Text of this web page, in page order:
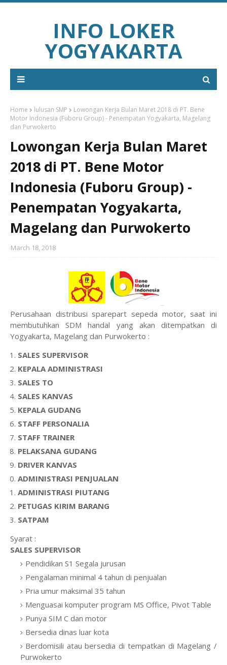
INFO LOKER
YOGYAKARTA
Home lulusan SMP
Lowongan Kerja Bulan Maret 2018 di PT. Bene
Motor Indonesia (Fuboru Group) - Penempatan Yogyakarta, Magelang
dan Purwokerto
Lowongan Kerja Bulan Maret
2018 di PT. Bene Motor
Indonesia (Fuboru Group) -
Penempatan Yogyakarta,
Magelang dan Purwokerto
March 18, 2018
Perusahaan distribusi sparepart sepeda motor, saat ini
membutuhkan SDM handal yang akan ditempatkan di
Yogyakarta, Magelang dan Purwokerto :
SALES SUPERVISOR
KEPALA ADMINISTRASI
SALES TO
SALES KANVAS
KEPALA GUDANG
STAFF PERSONALIA
STAFF TRAINER
PELAKSANA GUDANG
DRIVER KANVAS
ADMINISTRASI PENJUALAN
ADMINISTRASI PIUTANG
PETUGAS KIRIM BARANG
SATPAM
Syarat :
SALES SUPERVISOR
Pendidikan S1 Segala jurusan
Pengalaman minimal 4 tahun di penjualan
Pria umur maksimal 35 tahun
Menguasai komputer program MS Office, Pivot Table
Punya SIM C dan motor
Bersedia dinas luar kota
Berdomisili atau bersedia di tempatkan di Magelang /
Purwokerto